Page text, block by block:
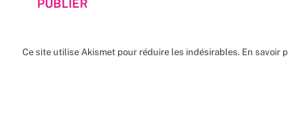
Ce site utilise Akismet pour réduire les indésirables. En savoir